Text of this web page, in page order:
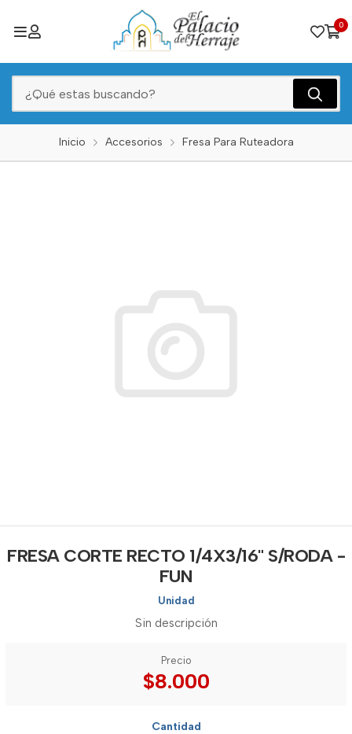
0
Inicio Accesorios Fresa Para Ruteadora
FRESA CORTE RECTO 1/4X3/16" S/RODA -
FUN
Unidad
Sin descripción
Precio
$8.000
Cantidad